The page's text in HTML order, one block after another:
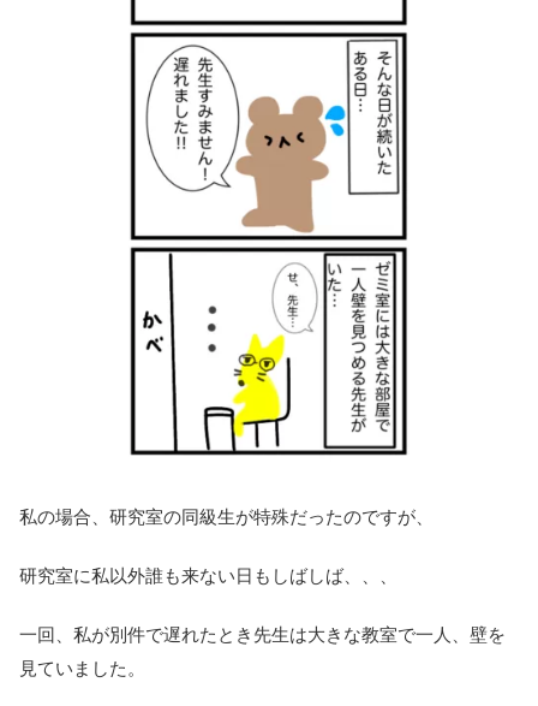
私の場合、研究室の同級生が特殊だったのですが、
研究室に私以外誰も来ない日もしばしば、、、
一回、私が別件で遅れたとき先生は大きな教室で一人、壁を
見ていました。